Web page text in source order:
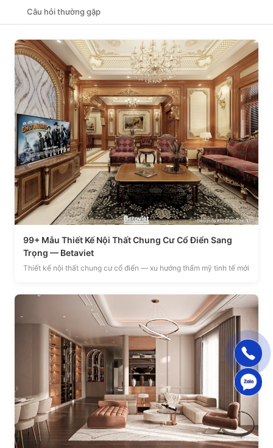
Câu hỏi thường gặp
99+ Mẫu Thiết Kế Nội Thất Chung Cư Cổ Điển Sang
Trọng — Betaviet
Thiết kế nội thất chung cư cổ điển — xu hướng thẩm mỹ tinh tế mới